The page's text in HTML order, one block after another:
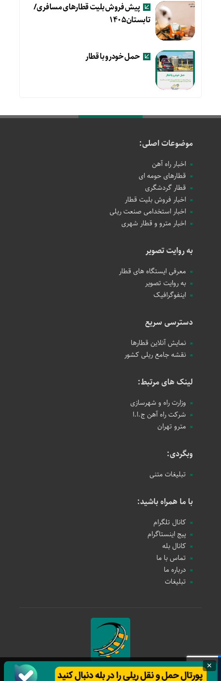
پیش فروش بلیت قطارهای مسافری/
تابستان۱۴۰۵
حمل خودرو با قطار
موضوعات اصلی:
اخبار راه آهن
قطارهای حومه ای
قطار گردشگری
اخبار فروش بلیت قطار
اخبار استخدامی صنعت ریلی
اخبار مترو و قطار شهری
به روایت تصویر
معرفی ایستگاه های قطار
به روایت تصویر
اینفوگرافیک
دسترسی سریع
نمایش آنلاین قطارها
نقشه جامع ریلی کشور
لینک های مرتبط:
وزارت راه و شهرسازی
شرکت راه آهن ج.ا.ا
مترو تهران
وبگردی:
تبلیغات متنی
با ما همراه باشید:
کانال تلگرام
پیج اینستاگرام
کانال بله
تماس با ما
درباره ما
تبلیغات
حمل و نقل ریلی
×